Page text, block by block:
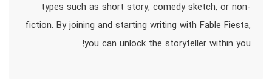
types such as short story, comedy sketch, or non-
fiction. By joining and starting writing with Fable Fiesta,
you can unlock the storyteller within you!